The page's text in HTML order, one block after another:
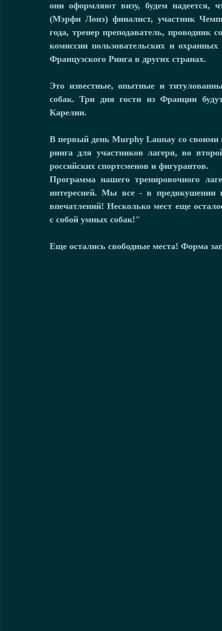
они оформляют визу, будем надеется,
(Мэрфи Лонэ) финалист, участник
года, тренер преподаватель, проводник
комиссии пользовательских и
Французского Ринга в других странах.
Это известные, опытные и
собак. Три дня гости из Франции
Карелии.
В первый день Murphy Launay со своими
ринга для участников лагеря, во
российских спортсменов и фигурантов.
Программа нашего тренировочного
интересней. Мы все - в предвкушении
впечатлений! Несколько мест еще
с собой умных собак!"
Еще остались свободные места! Форма